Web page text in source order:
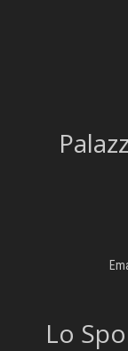
​Lo